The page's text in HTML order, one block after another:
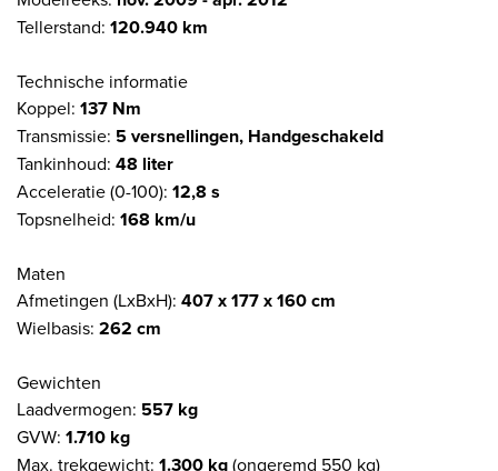
Tellerstand: 120.940 km
Technische informatie
Koppel: 137 Nm
Transmissie: 5 versnellingen, Handgeschakeld
Tankinhoud: 48 liter
Acceleratie (0-100): 12,8 s
Topsnelheid: 168 km/u
Maten
Afmetingen (LxBxH): 407 x 177 x 160 cm
Wielbasis: 262 cm
Gewichten
Laadvermogen: 557 kg
GVW: 1.710 kg
Max. trekgewicht: 1.300 kg(ongeremd 550 kg)